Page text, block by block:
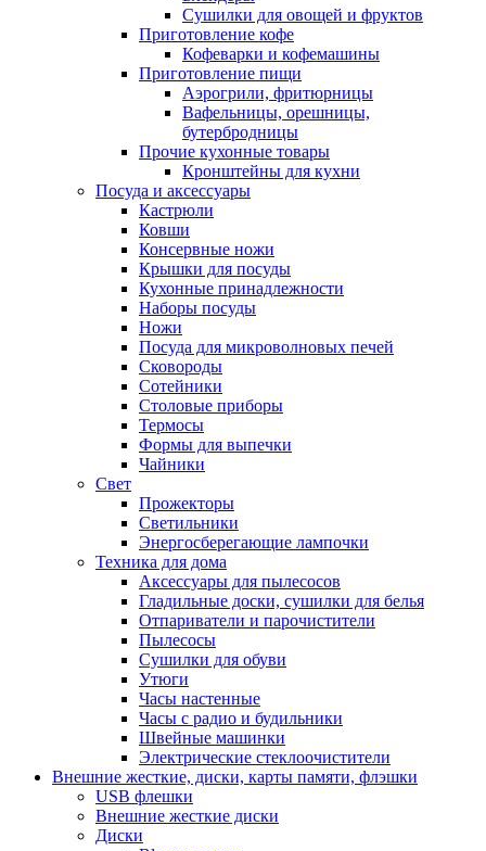
Сушилки для овощей и фруктов
Приготовление кофе
Кофеварки и кофемашины
Приготовление пищи
Аэрогрили, фритюрницы
Вафельницы, орешницы,
бутербродницы
Прочие кухонные товары
Кронштейны для кухни
Посуда и аксессуары
Кастрюли
Ковши
Консервные ножи
Крышки для посуды
Кухонные принадлежности
Наборы посуды
Ножи
Посуда для микроволновых печей
Сковороды
Сотейники
Столовые приборы
Термосы
Формы для выпечки
Чайники
Свет
Прожекторы
Светильники
Энергосберегающие лампочки
Техника для дома
Аксессуары для пылесосов
Гладильные доски, сушилки для белья
Отпариватели и парочистители
Пылесосы
Сушилки для обуви
Утюги
Часы настенные
Часы с радио и будильники
Швейные машинки
Электрические стеклоочистители
Внешние жесткие, диски, карты памяти, флэшки
USB флешки
Внешние жесткие диски
Диски